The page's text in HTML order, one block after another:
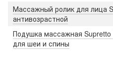
Массажный ролик для лица
антивозрастной
Подушка массажная Supretto
для шеи и спины